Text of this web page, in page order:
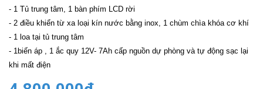
- 1 Tủ trung tâm, 1 bàn phím LCD rời
- 2 điều khiển từ xa loại kín nước bằng inox, 1 chùm chìa khóa cơ khí
- 1 loa tại tủ trung tâm
- 1biến áp , 1 ắc quy 12V- 7Ah cấp nguồn dự phòng và tự động sạc lại
khi mất điện